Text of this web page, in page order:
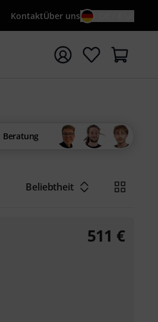
KontaktÜber uns
starten
Beratung
Beliebtheit
511 €